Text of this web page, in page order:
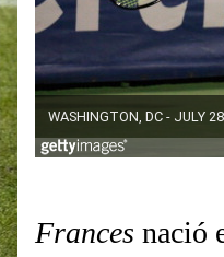
Frances nació